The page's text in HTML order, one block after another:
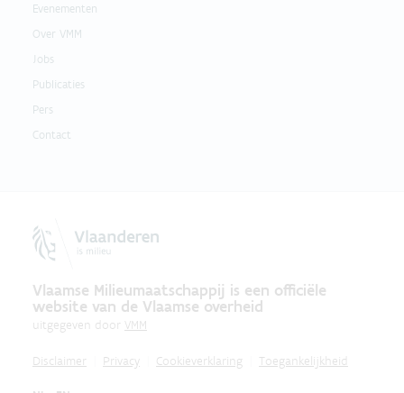
Evenementen
Over VMM
Jobs
Publicaties
Pers
Contact
Vlaamse Milieumaatschappij is een officiële
website van de Vlaamse overheid
uitgegeven door VMM
Disclaimer Privacy Cookieverklaring Toegankelijkheid